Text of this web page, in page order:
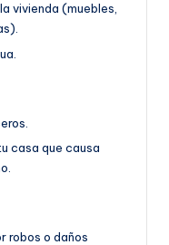
vivienda (muebles,
casa que causa
robos o daños